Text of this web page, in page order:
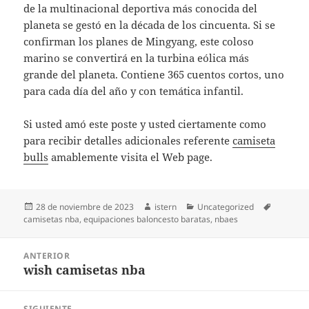
de la multinacional deportiva más conocida del
planeta se gestó en la década de los cincuenta. Si se
confirman los planes de Mingyang, este coloso
marino se convertirá en la turbina eólica más
grande del planeta. Contiene 365 cuentos cortos, uno
para cada día del año y con temática infantil.
Si usted amó este poste y usted ciertamente como
para recibir detalles adicionales referentecamiseta
bulls amablemente visita el Web page.
Publicado
el
28 de noviembre de 2023 Autor
istern Categorías
Uncategorized
camisetas nba,equipaciones baloncesto baratas, nbaes
entradas
ANTERIOR
Entrada
wish camisetas nba